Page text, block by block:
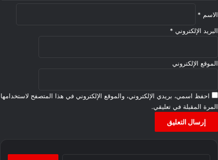
الاسم *
البريد الإلكتروني *
الموقع الإلكتروني
احفظ اسمي، بريدي الإلكتروني، والموقع الإلكتروني في هذا المتصفح لاستخدامها
المرة المقبلة في تعليقي.